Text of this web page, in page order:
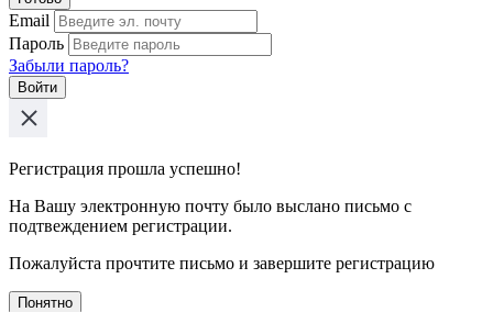
Email
Пароль
Забыли пароль?
Войти
Регистрация прошла успешно!
На Вашу электронную почту было выслано письмо с
подтвеждением регистрации.
Пожалуйста прочтите письмо и завершите регистрацию
Понятно